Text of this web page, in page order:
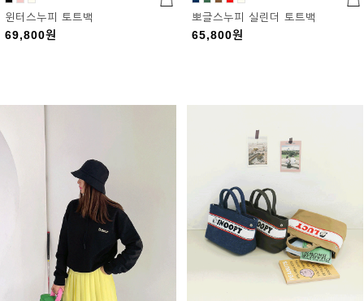
윈터스누피 토트백
69,800원
뽀글스누피 실린더 토트백
65,800원